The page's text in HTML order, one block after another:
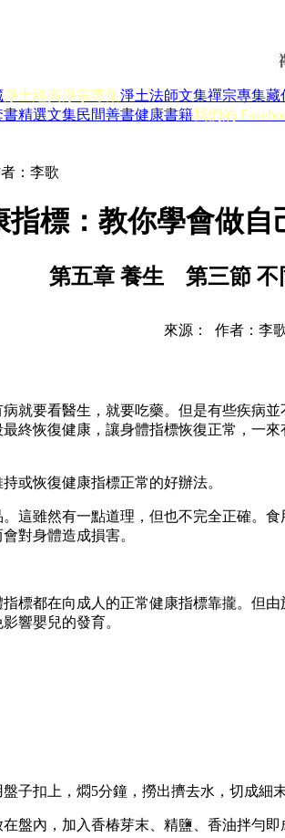
淨土經典淨宗專集淨土法師文集禪宗專集藏
書精選文集民間善書健康書籍我們的
：李歌
指標：教你學會做
第五章 養生 第三節 不
來源： 作者：李
要看醫生，就要吃藥。但是有些疾病
恢復健康，讓身體指標恢復正常，一
恢復健康指標正常的好辦法。
雖然有一點道理，但也不完全正確。
對身體造成損害。
都在向成人的正常健康指標靠攏。但
響嬰兒的發育。
扣上，燜5分鐘，撈出擠去水，切成細末
內，加入香椿芽末、精鹽、香油拌勻即